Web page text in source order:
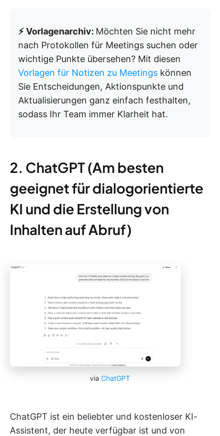
⚡ Vorlagenarchiv: Möchten Sie nicht mehr
nach Protokollen für Meetings suchen oder
wichtige Punkte übersehen? Mit diesen
Vorlagen für Notizen zu Meetings können
Sie Entscheidungen, Aktionspunkte und
Aktualisierungen ganz einfach festhalten,
sodass Ihr Team immer Klarheit hat.
2. ChatGPT (Am besten
geeignet für dialogorientierte
KI und die Erstellung von
Inhalten auf Abruf)
via ChatGPT
ChatGPT ist ein beliebter und kostenloser KI-
Assistent, der heute verfügbar ist und von